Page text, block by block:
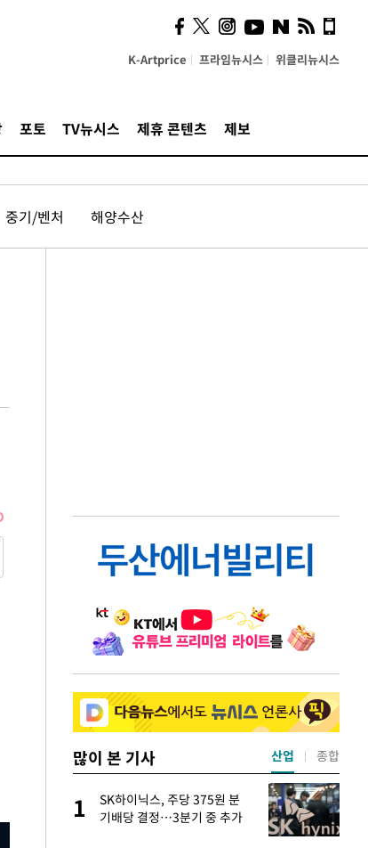
K-Artprice 프라임뉴시스 위클리뉴시스
포토 TV뉴시스 제휴 콘텐츠 제보
중기/벤처 해양수산
많이 본 기사
1
SK하이닉스, 주당 375원 분
기배당 결정…3분기 중 추가
산업 종합